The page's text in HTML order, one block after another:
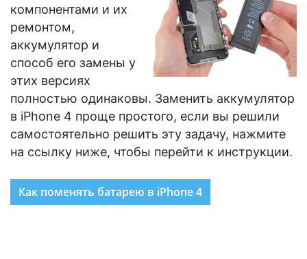
компонентами и их
ремонтом,
аккумулятор и
способ его замены у
этих версиях
полностью одинаковы. Заменить аккумулятор
в iPhone 4 проще простого, если вы решили
самостоятельно решить эту задачу, нажмите
на ссылку ниже, чтобы перейти к инструкции.
Как поменять батарею в iPhone 4